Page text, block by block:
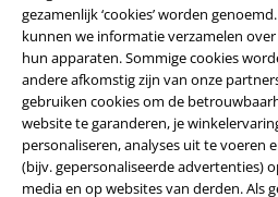
gezamenlijk ‘cookies’ worden
kunnen we informatie verzamelen
hun apparaten. Sommige cookies
andere afkomstig zijn van onze
gebruiken cookies om de
website te garanderen, je
personaliseren, analyses uit te voeren
(bijv. gepersonaliseerde advertenties)
media en op websites van derden. Als
*Geldig voor 4 weken. Alleen online
gebruikt in combinatie met andere
de code wordt de korting automatisch
geldig op boeken, media, cadeaubonnen,
Die Ärzte, Die Toten Hosen, Feine Sahne